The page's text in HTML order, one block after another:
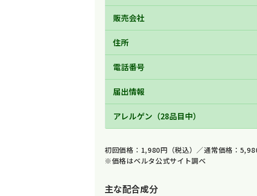
販売会社
住所
電話番号
届出情報
アレルゲン（28品目中）
初回価格：1,980円（税込）／通常価格：
※価格はベルタ公式サイト調べ
主な配合成分